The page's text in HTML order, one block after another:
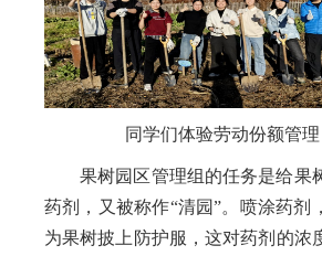
同学们体验劳动份额管理
果树园区管理组的任务是给果
药剂，又被称作“清园”。喷涂药剂
为果树披上防护服，这对药剂的浓